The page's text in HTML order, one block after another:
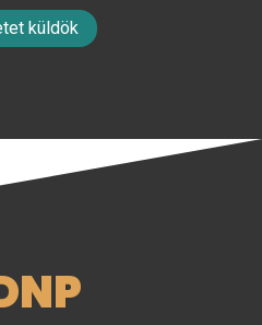
küldök